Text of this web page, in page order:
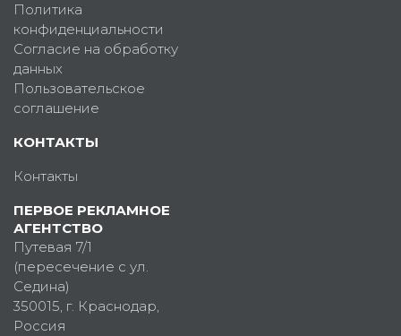
Политика
конфиденциальности
Согласие на обработку
данных
Пользовательское
соглашение
КОНТАКТЫ
Контакты
ПЕРВОЕ РЕКЛАМНОЕ
АГЕНТСТВО
Путевая 7/1
(пересечение с ул.
Седина)
350015, г. Краснодар,
Россия